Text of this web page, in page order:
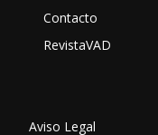
Contacto
RevistaVAD
Aviso Legal